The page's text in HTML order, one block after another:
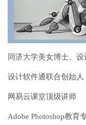
同济大学美女博士、设
设计软件通联合创始人
网易云课堂顶级讲师
Adobe Photoshop教育